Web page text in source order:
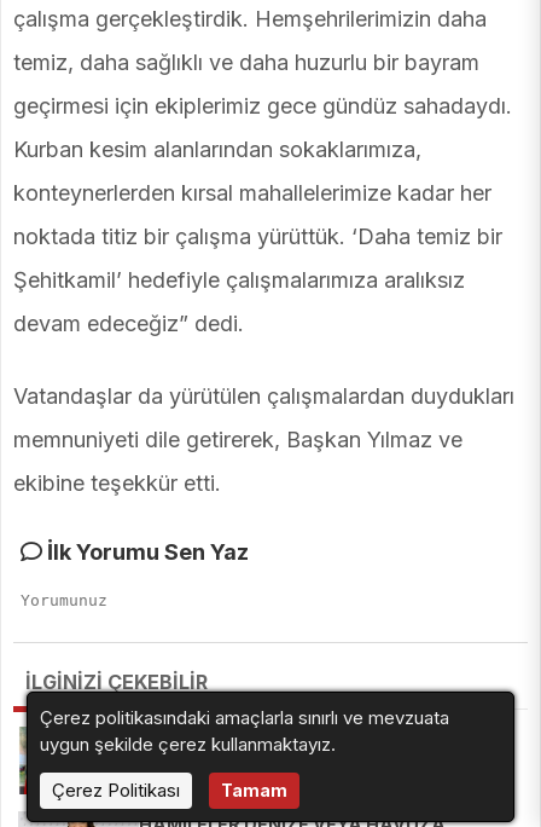
çalışma gerçekleştirdik. Hemşehrilerimizin daha
temiz, daha sağlıklı ve daha huzurlu bir bayram
geçirmesi için ekiplerimiz gece gündüz sahadaydı.
Kurban kesim alanlarından sokaklarımıza,
konteynerlerden kırsal mahallelerimize kadar her
noktada titiz bir çalışma yürüttük. ‘Daha temiz bir
Şehitkamil’ hedefiyle çalışmalarımıza aralıksız
devam edeceğiz” dedi.
Vatandaşlar da yürütülen çalışmalardan duydukları
memnuniyeti dile getirerek, Başkan Yılmaz ve
ekibine teşekkür etti.
İlk Yorumu Sen Yaz
İLGİNİZİ ÇEKEBİLİR
Erhan Deniz Güngen'e zorlu görev
Çerez politikasındaki amaçlarla sınırlı ve mevzuata
uygun şekilde çerez kullanmaktayız.
Çerez Politikası
Tamam